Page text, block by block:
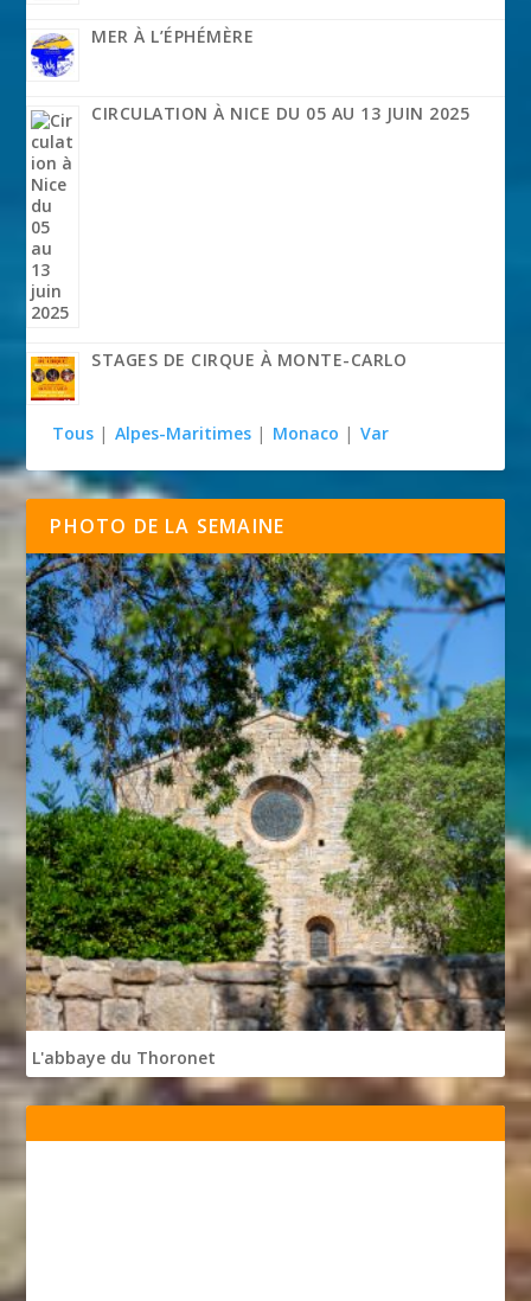
MER À L’ÉPHÉMÈRE
CIRCULATION À NICE DU 05 AU 13 JUIN 2025
STAGES DE CIRQUE À MONTE-CARLO
Tous | Alpes-Maritimes | Monaco | Var
PHOTO DE LA SEMAINE
L'abbaye du Thoronet